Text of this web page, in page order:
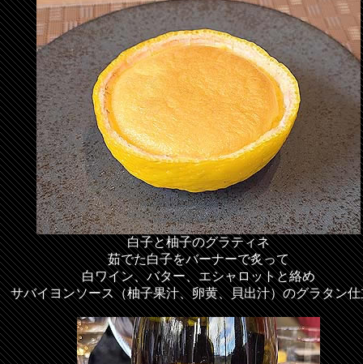
白子と柚子のグラティネ
茹でた白子をバーナーで炙って
白ワイン、バター、エシャロットと絡め
サバイヨンソース（柚子果汁、卵黄、貝出汁）のグラタン